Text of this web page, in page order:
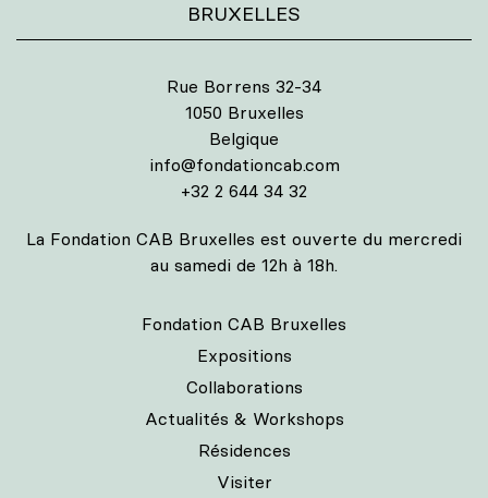
BRUXELLES
Rue Borrens 32-34
1050 Bruxelles
Belgique
info@fondationcab.com
+32 2 644 34 32
La Fondation CAB Bruxelles est ouverte du mercredi
au samedi de 12h à 18h.
Fondation CAB Bruxelles
Expositions
Collaborations
Actualités & Workshops
Résidences
Visiter